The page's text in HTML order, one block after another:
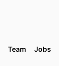
Team Jobs